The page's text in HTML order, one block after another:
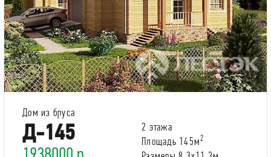
Дом из бруса
Д-145
2 этажа
Площадь 145м2